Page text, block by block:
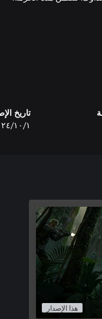
تاريخ
١‏/١٠‏/٢٠٢٤
هذا الإصدار